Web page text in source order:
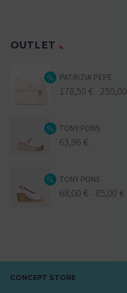
OUTLET
PATRIZIA PEPE
178,50 € 255,00
TONY PONS
63,96 €
TONY PONS
68,00 € 85,00 €
CONCEPT STORE